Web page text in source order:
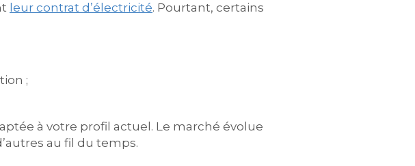
leur contrat d’électricité. Pourtant, certains
;
à votre profil actuel. Le marché évolue
au fil du temps.